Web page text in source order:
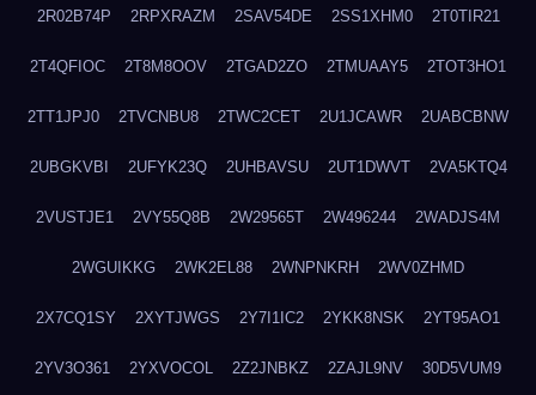
2R02B74P 2RPXRAZM 2SAV54DE 2SS1XHM0 2T0TIR21
2T4QFIOC 2T8M8OOV 2TGAD2ZO 2TMUAAY5 2TOT3HO1
2TT1JPJ0 2TVCNBU8 2TWC2CET 2U1JCAWR 2UABCBNW
2UBGKVBI 2UFYK23Q 2UHBAVSU 2UT1DWVT 2VA5KTQ4
2VUSTJE1 2VY55Q8B 2W29565T 2W496244 2WADJS4M
2WGUIKKG 2WK2EL88 2WNPNKRH 2WV0ZHMD
2X7CQ1SY 2XYTJWGS 2Y7I1IC2 2YKK8NSK 2YT95AO1
2YV3O361 2YXVOCOL 2Z2JNBKZ 2ZAJL9NV 30D5VUM9